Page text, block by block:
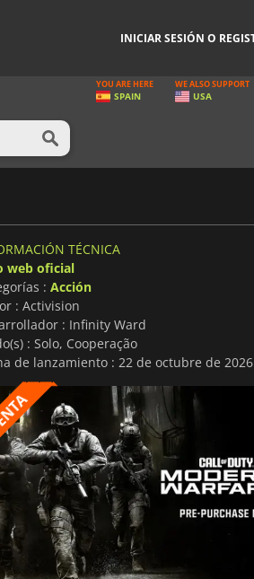
YOU ARE HERE
SPAIN
WE ALSO SUPPORT
USA
TÉCNICA
web oficial
: Acción
: Activision
: Infinity Ward
: Solo, Cooperação
de lanzamiento : 22 de octubre de 2026